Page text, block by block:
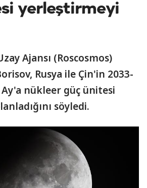
yerleştirmeyi
Ajansı (Roscosmos)
Rusya ile Çin'in 2033-
Ay'a nükleer güç ünitesi
söyledi.